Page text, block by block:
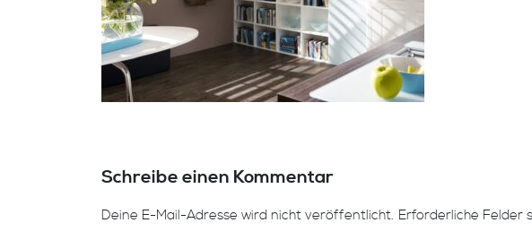
Schreibe einen Kommentar
Deine E-Mail-Adresse wird nicht veröffentlicht. Erforderliche Felder